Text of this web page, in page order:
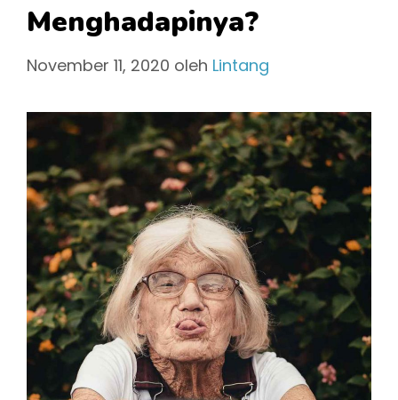
Menghadapinya?
November 11, 2020 oleh Lintang